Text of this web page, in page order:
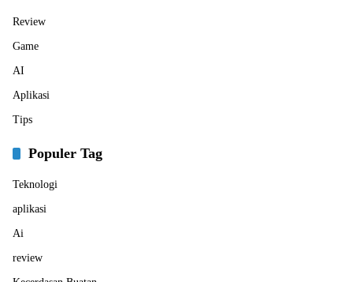
Review
Game
AI
Aplikasi
Tips
Populer Tag
Teknologi
aplikasi
Ai
review